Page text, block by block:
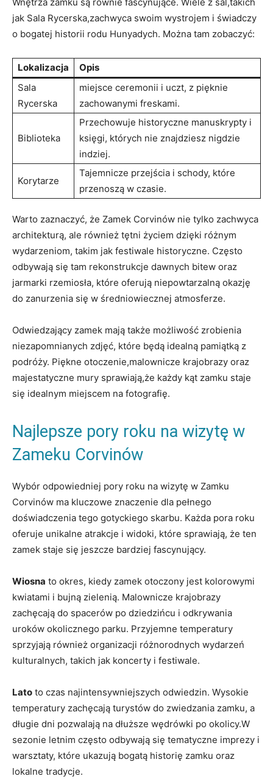
Wnętrza zamku są równie fascynujące. Wiele z sal,takich
jak Sala Rycerska,zachwyca swoim wystrojem i świadczy
o bogatej historii rodu Hunyadych. Można tam zobaczyć:
Lokalizacja
Opis
Sala
Rycerska
miejsce ceremonii i uczt, z pięknie
zachowanymi freskami.
Biblioteka
Przechowuje historyczne manuskrypty i
księgi, których nie znajdziesz nigdzie
indziej.
Korytarze
Tajemnicze przejścia i schody, które
przenoszą w czasie.
Warto zaznaczyć, że Zamek Corvinów nie tylko zachwyca
architekturą, ale również tętni życiem dzięki różnym
wydarzeniom, takim jak festiwale historyczne. Często
odbywają się tam rekonstrukcje dawnych bitew oraz
jarmarki rzemiosła, które oferują niepowtarzalną okazję
do zanurzenia się w średniowiecznej atmosferze.
Odwiedzający zamek mają także możliwość zrobienia
niezapomnianych zdjęć, które będą idealną pamiątką z
podróży. Piękne otoczenie,malownicze krajobrazy oraz
majestatyczne mury sprawiają,że każdy kąt zamku staje
się idealnym miejscem na fotografię.
Najlepsze pory roku na wizytę w
Zameku Corvinów
Wybór odpowiedniej pory roku na wizytę w Zamku
Corvinów ma kluczowe znaczenie dla pełnego
doświadczenia tego gotyckiego skarbu. Każda pora roku
oferuje unikalne atrakcje i widoki, które sprawiają, że ten
zamek staje się jeszcze bardziej fascynujący.
Wiosna to okres, kiedy zamek otoczony jest kolorowymi
kwiatami i bujną zielenią. Malownicze krajobrazy
zachęcają do spacerów po dziedzińcu i odkrywania
uroków okolicznego parku. Przyjemne temperatury
sprzyjają również organizacji różnorodnych wydarzeń
kulturalnych, takich jak koncerty i festiwale.
Lato to czas najintensywniejszych odwiedzin. Wysokie
temperatury zachęcają turystów do zwiedzania zamku, a
długie dni pozwalają na dłuższe wędrówki po okolicy.W
sezonie letnim często odbywają się tematyczne imprezy i
warsztaty, które ukazują bogatą historię zamku oraz
lokalne tradycje.